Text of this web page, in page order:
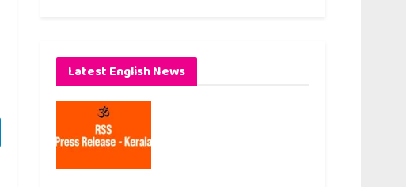
Latest English News